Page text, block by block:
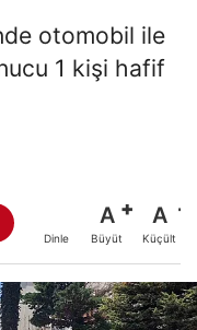
otomobil ile
1 kişi hafif
Dinle
A
Büyüt
A
Küçült